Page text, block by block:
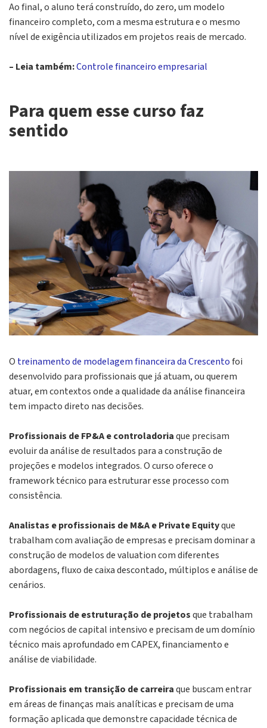
Ao final, o aluno terá construído, do zero, um modelo
financeiro completo, com a mesma estrutura e o mesmo
nível de exigência utilizados em projetos reais de mercado.
– Leia também:Controle financeiro empresarial
Para quem esse curso faz
sentido
O treinamento de modelagem financeira da Crescentofoi
desenvolvido para profissionais que já atuam, ou querem
atuar, em contextos onde a qualidade da análise financeira
tem impacto direto nas decisões.
Profissionais de FP&A e controladoriaque precisam
evoluir da análise de resultados para a construção de
projeções e modelos integrados. O curso oferece o
framework técnico para estruturar esse processo com
consistência.
Analistas e profissionais de M&A e Private Equityque
trabalham com avaliação de empresas e precisam dominar a
construção de modelos devaluationcom diferentes
abordagens, fluxo de caixa descontado, múltiplos e análise de
cenários.
Profissionais de estruturação de projetosque trabalham
com negócios de capital intensivo e precisam de um domínio
técnico mais aprofundado em CAPEX, financiamento e
análise de viabilidade.
Profissionais em transição de carreiraque buscam entrar
em áreas de finanças mais analíticas e precisam de uma
formação aplicada que demonstre capacidade técnica de